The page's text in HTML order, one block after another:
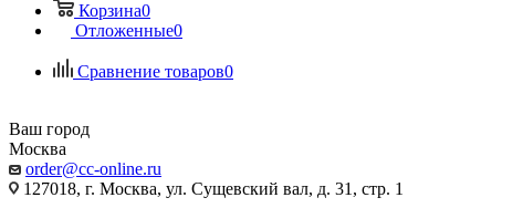
Корзина0
Отложенные0
Сравнение товаров0
Ваш город
Москва
order@cc-online.ru
127018, г. Москва, ул. Сущевский вал, д. 31, стр. 1